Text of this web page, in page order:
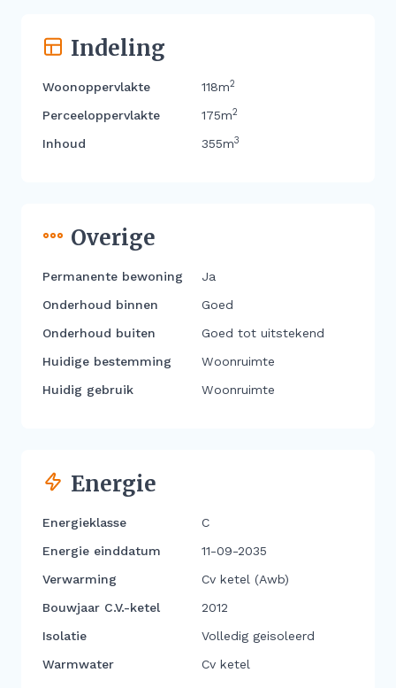
Indeling
Woonoppervlakte 118m2
Perceeloppervlakte 175m2
Inhoud 355m3
Overige
Permanente bewoning
Ja
Onderhoud binnen
Goed
Onderhoud buiten
Goed tot uitstekend
Huidige bestemming
Woonruimte
Huidig gebruik
Woonruimte
Energie
Energieklasse
C
Energie einddatum
11-09-2035
Verwarming
Cv ketel (Awb)
Bouwjaar C.V.-ketel
2012
Isolatie
Volledig geisoleerd
Warmwater
Cv ketel